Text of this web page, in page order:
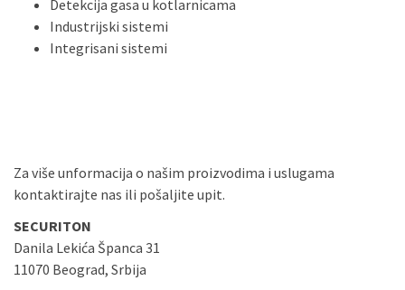
Detekcija gasa u kotlarnicama
Industrijski sistemi
Integrisani sistemi
Za više unformacija o našim proizvodima i uslugama
kontaktirajte nas ili pošaljite upit.
SECURITON
Danila Lekića Španca 31
11070 Beograd, Srbija